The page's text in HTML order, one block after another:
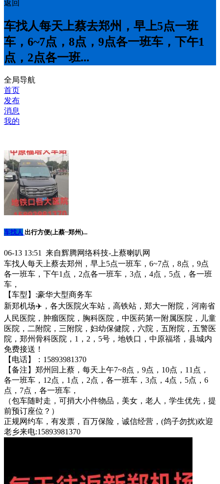
返回
车找人每天上蔡去郑州，早上5点一班
车，6~7点，8点，9点各一班车，下午1
点，2点各一班...
全局导航
首页
发布
消息
我的
车找人 出行方便(上蔡~郑州)...
06-13 13:51 来自辉腾网络科技-上蔡喇叭网
车找人每天上蔡去郑州，早上5点一班车，6~7点，8点，9点
各一班车，下午1点，2点各一班车，3点，4点，5点，各一班
车，
【车型】:豪华大型商务车
新郑机场✈️，各大医院火车站，高铁站，郑大一附院，河南省
人民医院，肿瘤医院，胸科医院，中医药第一附属医院，儿童
医院，二附院，三附院，妇幼保健院，六院，五附院，五警医
院，郑州骨科医院，1，2，5号，地铁口，中原福塔，县城内
免费接送！
【电话】：15893981370
【备注】郑州回上蔡，每天上午7~8点，9点，10点，11点，
各一班车，12点，1点，2点，各一班车，3点，4点，5点，6
点，7点，各一班车，
（包车随时走，可捎大小件物品，美女，老人，学生优先，提
前预订座位？）
正规网约车，有发票，百万保险，诚信经营，(鸽子勿扰)欢迎
老乡来电:15893981370